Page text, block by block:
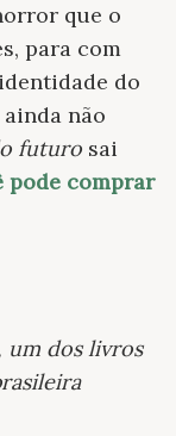
que o
para com
do
não
futuro sai
pode comprar
um dos livros